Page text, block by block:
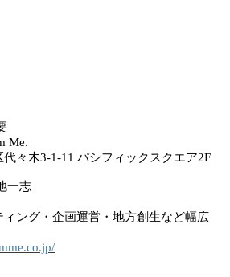
Me.
々木3-1-11 パシフィックスクエア2F
一志
ング・企画運営・地方創生など幅広